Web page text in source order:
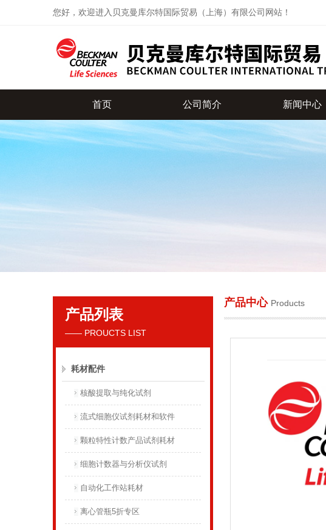
您好，欢迎进入贝克曼库尔特国际贸易（上海）有限公司网站！
贝克曼库尔特国际贸易（上海）有限公司
首页 公司简介 新闻中心
产品列表
—— PROUCTS LIST
耗材配件
核酸提取与纯化试剂
流式细胞仪试剂耗材和软件
颗粒特性计数产品试剂耗材
细胞计数器与分析仪试剂
自动化工作站耗材
离心管瓶5折专区
产品中心 Products